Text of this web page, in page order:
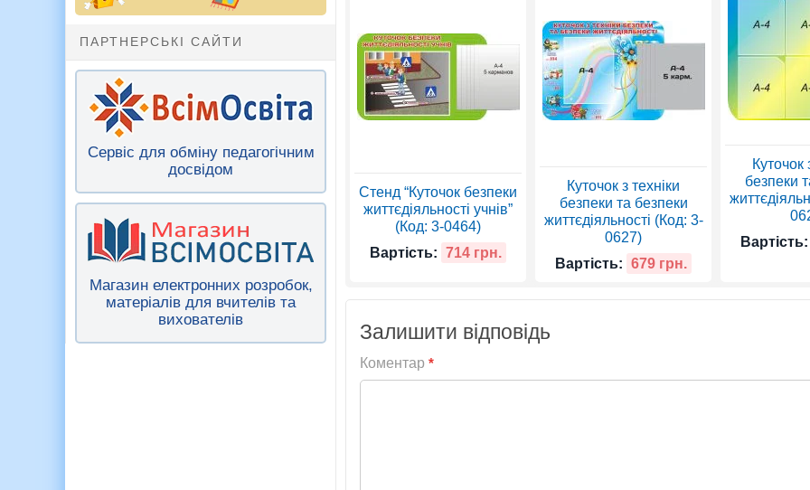
ПАРТНЕРСЬКІ САЙТИ
Сервіс для обміну педагогічним
досвідом
Магазин електронних розробок,
матеріалів для вчителів та
вихователів
Стенд “Куточок безпеки
життєдіяльності учнів”
(Код: 3-0464)
Вартість: 714 грн.
Куточок з техніки
безпеки та безпеки
життєдіяльності (Код: 3-
0627)
Вартість: 679 грн.
Куточок
безпеки
Вартість:
Залишити відповідь
Коментар *